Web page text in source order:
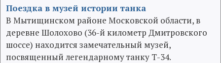
Поездка в музей истории танка
В Мытищинском районе Московской области, в
деревне Шолохово (36-й километр Дмитровского
шоссе) находится замечательный музей,
посвященный легендарному танку Т-34.